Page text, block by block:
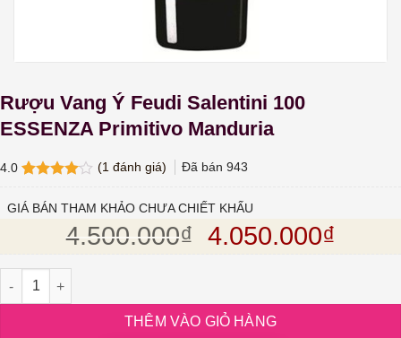
Rượu Vang Ý Feudi Salentini 100
ESSENZA Primitivo Manduria
4.0
5 dựa
(1 đánh giá) Đã bán 943
GIÁ BÁN THAM KHẢO CHƯA CHIẾT KHẤU
4.500.000₫ Giá gốc là:
4.050.000₫
Rượu Vang Ý Feudi Salentini 100 ESSENZA Primitivo Manduria
THÊM VÀO GIỎ HÀNG